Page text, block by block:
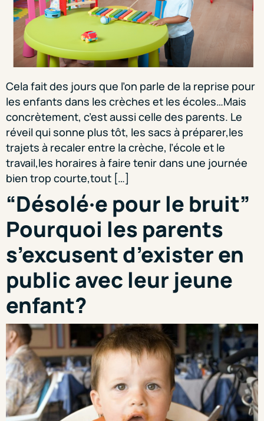
Cela fait des jours que l’on parle de la reprise pour
les enfants dans les crèches et les écoles…Mais
concrètement, c’est aussi celle des parents. Le
réveil qui sonne plus tôt, les sacs à préparer,les
trajets à recaler entre la crèche, l’école et le
travail,les horaires à faire tenir dans une journée
bien trop courte,tout […]
“Désolé·e pour le bruit”
Pourquoi les parents
s’excusent d’exister en
public avec leur jeune
enfant?